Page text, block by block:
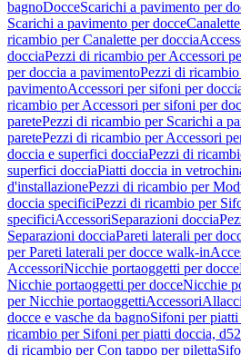
bagnoDocceScarichi a pavimento per
Scarichi a pavimento per docce
ricambio per Canalette per doccia
docciaPezzi di ricambio per Accessori
per doccia a pavimentoPezzi di
pavimentoAccessori per sifoni per
ricambio per Accessori per sifoni per
paretePezzi di ricambio per Scarichi a
paretePezzi di ricambio per Accessori
doccia e superfici docciaPezzi di
superfici docciaPiatti doccia in
d'installazionePezzi di ricambio per
doccia specificiPezzi di ricambio per
specificiAccessoriSeparazioni doccia
Separazioni docciaPareti laterali per
per Pareti laterali per docce walk-in
AccessoriNicchie portaoggetti per docce
Nicchie portaoggetti per docceNicchie
per Nicchie portaoggettiAccessori
docce e vasche da bagnoSifoni per
ricambio per Sifoni per piatti doccia, d52
di ricambio per Con tappo per piletta